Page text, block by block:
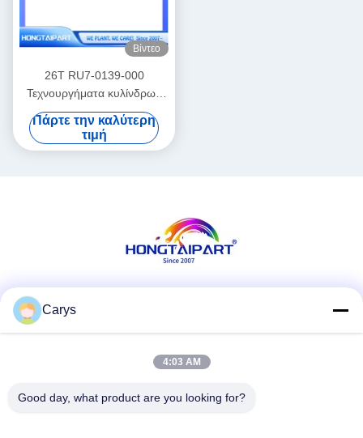
Βίντεο
26T RU7-0139-000
Τεχνουργήματα κυλίνδρων
χαμηλής πίεσης για
εκτυπωτή LaserJet Pro
P1566 P1606
Πάρτε την καλύτερη
τιμή
Carys
4:03 AM
Good day, what product are you looking for?